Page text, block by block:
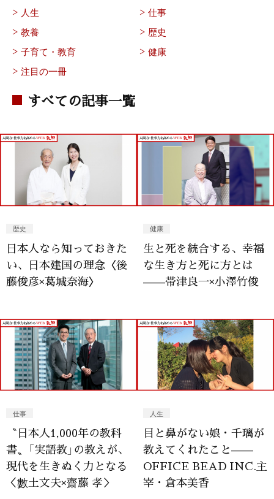
人生
仕事
教養
歴史
子育て・教育
健康
注目の一冊
すべての記事一覧
歴史
日本人なら知っておきた
い、日本建国の理念〈後
藤俊彦×葛城奈海〉
健康
生と死を統合する、幸福
な生き方と死に方とは
——帯津良一×小澤竹俊
仕事
〝日本人1,000年の教科
書〟「実語教」の教えが、
現代を生きぬく力となる
＜數土文夫×齋藤 孝＞
人生
目と鼻がない娘・千璃が
教えてくれたこと——
OFFICE BEAD INC.主
宰・倉本美香